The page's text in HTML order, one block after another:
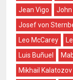
Jean Vigo
John
Josef von
Leo McCarey
Luis Buñuel
Mikhail Kalatozov